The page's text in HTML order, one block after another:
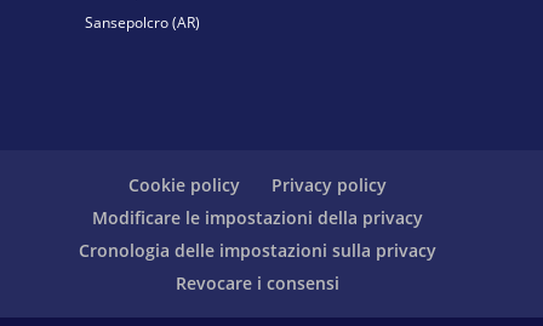
Sansepolcro (AR)
Cookie policy
Privacy policy
Modificare le impostazioni della privacy
Cronologia delle impostazioni sulla privacy
Revocare i consensi